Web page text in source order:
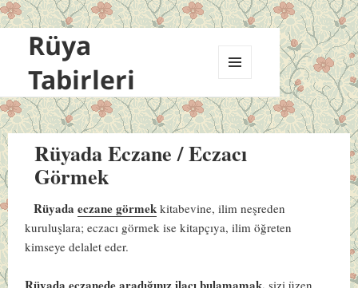
Rüya
Tabirleri
VE
BILEŞENLER
Rüyada Eczane / Eczacı
Görmek
Rüyadaeczane görmek kitabevine, ilim neşreden
kuruluşlara; eczacı görmek ise kitapçıya, ilim öğreten
kimseye delalet eder.
sizi üzen